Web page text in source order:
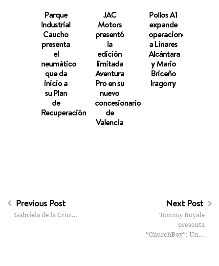
Parque
Industrial
Caucho
presenta
el
neumático
que da
inicio a
su Plan
de
Recuperación
JAC
Motors
presentó
la
edición
limitada
Aventura
Pro en su
nuevo
concesionario
de
Valencia
Pollos A1
expande
operaciones
a Linares
Alcántara
y Mario
Briceño
Iragorry
Previous Post
Gabriela de la Cruz…
Next Post
Tommy Royale
presenta
“ChurchBoy”: Un…